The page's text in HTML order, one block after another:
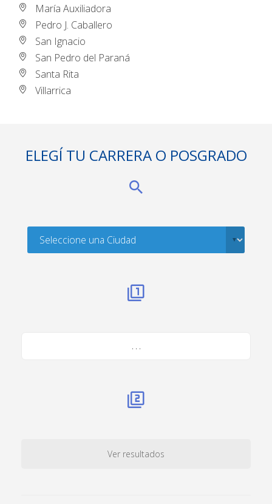
María Auxiliadora
Pedro J. Caballero
San Ignacio
San Pedro del Paraná
Santa Rita
Villarrica
ELEGÍ TU CARRERA O POSGRADO
. . .
Ver resultados